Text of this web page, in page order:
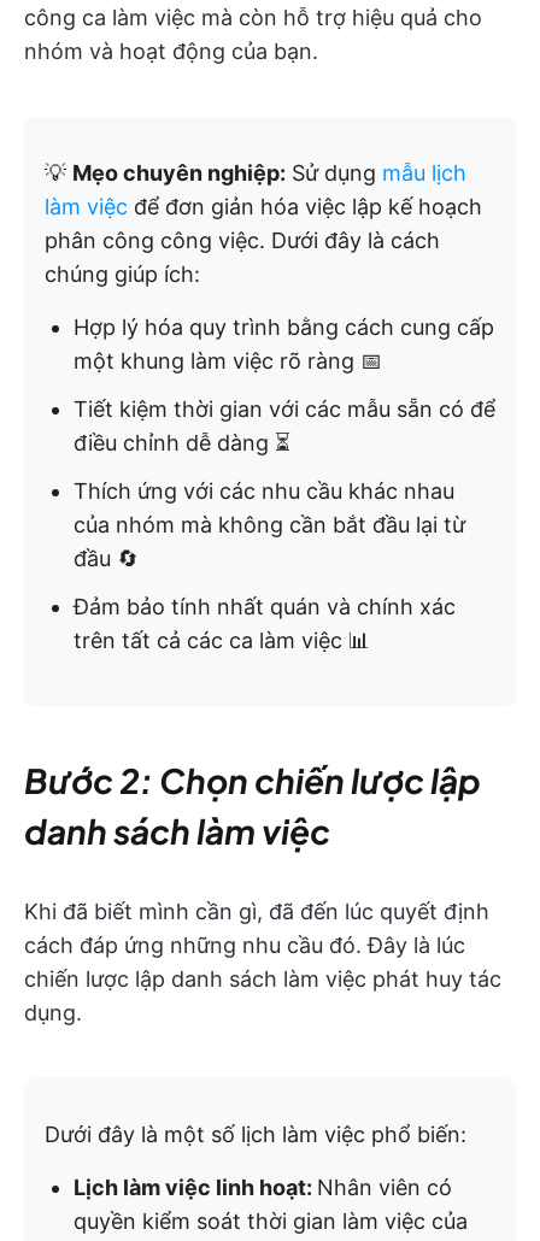
công ca làm việc mà còn hỗ trợ hiệu quả cho
nhóm và hoạt động của bạn.
💡 Mẹo chuyên nghiệp: Sử dụng mẫu lịch
làm việc để đơn giản hóa việc lập kế hoạch
phân công công việc. Dưới đây là cách
chúng giúp ích:
Hợp lý hóa quy trình bằng cách cung cấp
một khung làm việc rõ ràng 📅
Tiết kiệm thời gian với các mẫu sẵn có để
điều chỉnh dễ dàng ⏳
Thích ứng với các nhu cầu khác nhau
của nhóm mà không cần bắt đầu lại từ
đầu 🔄
Đảm bảo tính nhất quán và chính xác
trên tất cả các ca làm việc 📊
Bước 2: Chọn chiến lược lập
danh sách làm việc
Khi đã biết mình cần gì, đã đến lúc quyết định
cách đáp ứng những nhu cầu đó. Đây là lúc
chiến lược lập danh sách làm việc phát huy tác
dụng.
Dưới đây là một số lịch làm việc phổ biến:
Lịch làm việc linh hoạt: Nhân viên có
quyền kiểm soát thời gian làm việc của